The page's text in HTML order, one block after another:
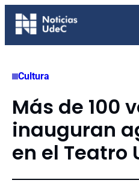
Saltar
Cultura
Más de 100
inauguran
en el Teatro